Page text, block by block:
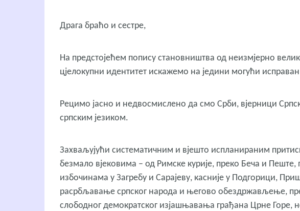
Драга браћо и сестре,
На предстојећем попису становништва од неизмјерно
цјелокупни идентитет искажемо на једини могући
Рецимо јасно и недвосмислено да смо Срби, вјерници
српским језиком.
Захваљујући систематичним и вјешто испланираним
безмало вјековима – од Римске курије, преко Беча и
избочинама у Загребу и Сарајеву, касније у Подгорици,
расрбљавање српског народа и његово обездржављење,
слободног демократског изјашњавања грађана Црне Горе,